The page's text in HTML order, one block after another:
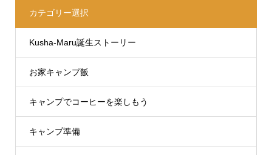
カテゴリー選択
Kusha-Maru誕生ストーリー
お家キャンプ飯
キャンプでコーヒーを楽しもう
キャンプ準備